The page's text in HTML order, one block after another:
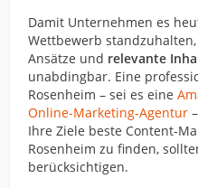
Damit Unternehmen es
Wettbewerb
Ansätze und relevante
unabdingbar. Eine
Rosenheim – sei es eine
Online-Marketing-Agentur
Ihre Ziele beste Content-
Rosenheim zu finden,
berücksichtigen.